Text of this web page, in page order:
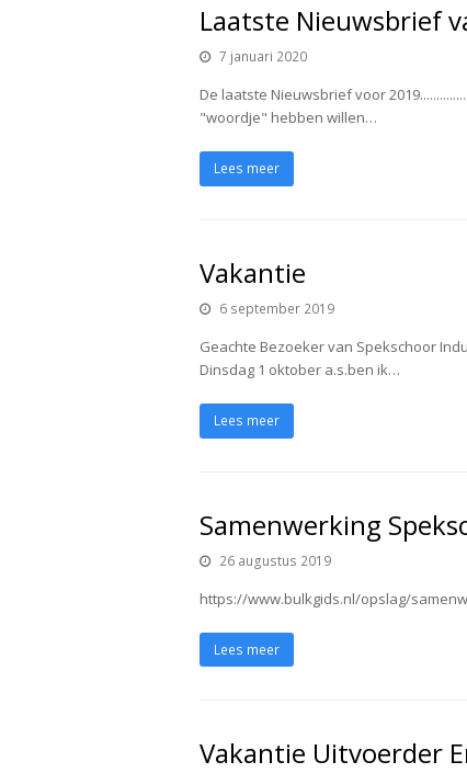
Laatste Nieuwsbrief
7 januari 2020
De laatste Nieuwsbrief voor
"woordje" hebben willen…
Lees meer
Vakantie
6 september 2019
Geachte Bezoeker van Spekschoor
Dinsdag 1 oktober a.s.ben ik…
Lees meer
Samenwerking
26 augustus 2019
https://www.bulkgids.nl/opslag/
Lees meer
Vakantie Uitvoerder